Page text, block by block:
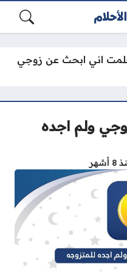
اني ابحث عن زوجي
ولم اجده
أشهر